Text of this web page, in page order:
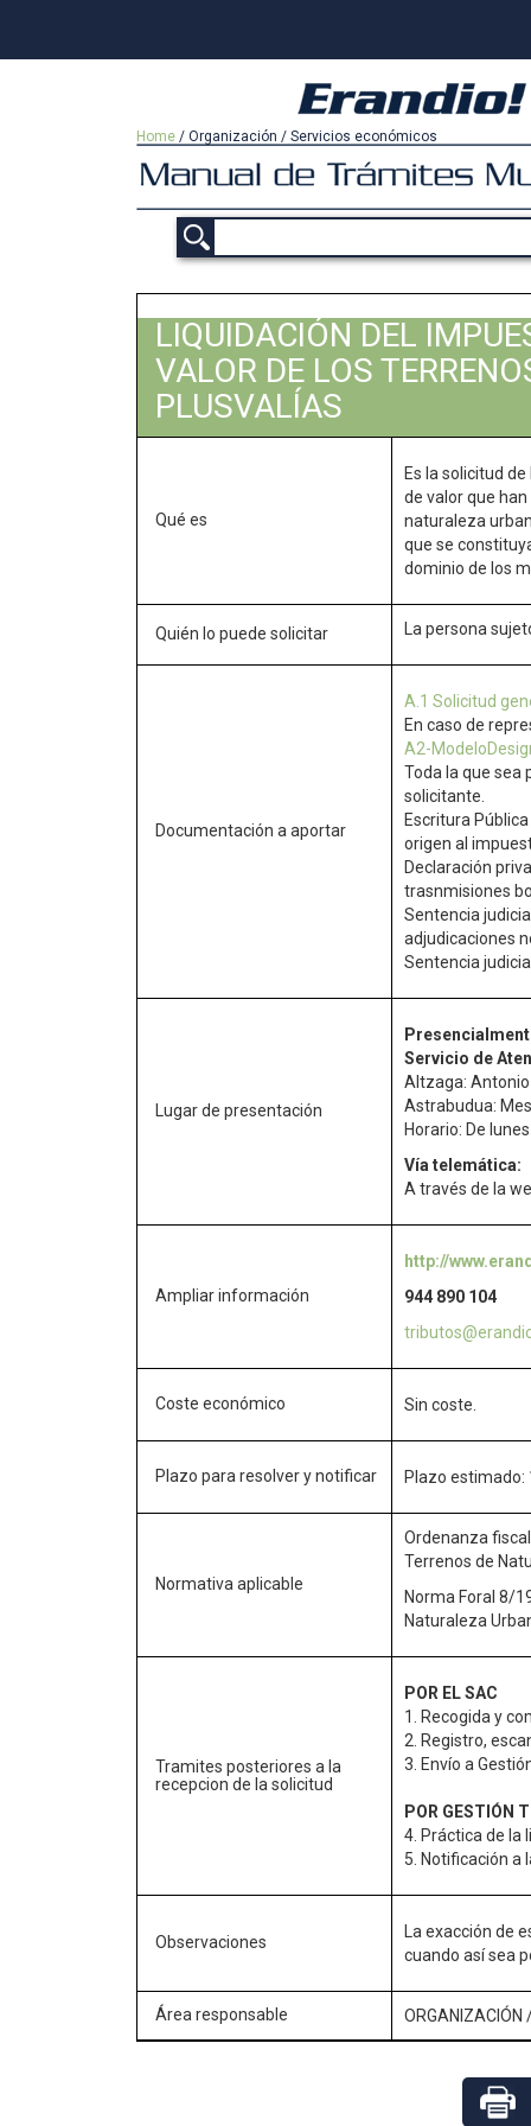
Home / Organización / Servicios económicos
LIQUIDACIÓN DEL
VALOR DE LOS
PLUSVALÍAS
Qué es
Es la solicitud
de valor que
naturaleza
que se
dominio de los
Quién lo puede solicitar La persona
Documentación a aportar
A.1 Solicitud
En caso de
A2-
Toda la que sea
solicitante.
Escritura
origen al
Declaración
trasnmisiones
Sentencia
adjudicaciones
Sentencia
Lugar de presentación
Servicio de
Altzaga:
Astrabudua:
Horario: De
Vía telemática:
A través de la
Ampliar información
http://
944 890 104
Coste económico Sin coste.
Plazo para resolver y notificar Plazo estimado:
Normativa aplicable
Ordenanza
Terrenos de
Norma Foral 8/
Naturaleza
Tramites posteriores a la
recepcion de la solicitud
POR EL SAC
1. Recogida y
2. Registro,
3. Envío a
POR GESTIÓN
4. Práctica de la
5. Notificación a
Observaciones
La exacción de
cuando así sea
Área responsable ORGANIZACIÓN